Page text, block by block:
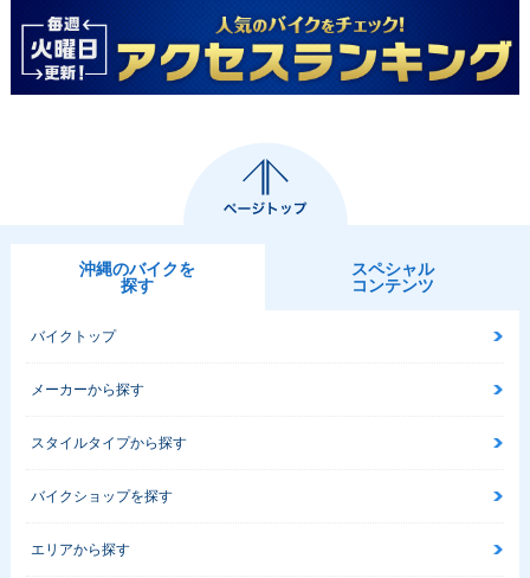
沖縄のバイクを
探す
スペシャル
コンテンツ
バイクトップ
メーカーから探す
スタイルタイプから探す
バイクショップを探す
エリアから探す